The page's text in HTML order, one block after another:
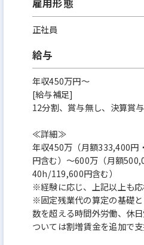
雇用形態
正社員
給与
年収450万円～
[給与補足]
12分割、賞与無し、決算賞
≪詳細≫
年収450万（月額333,400
円含む）～600万（月額
40h/119,600円含む）
※経験に応じ、上記以上も
※固定残業代の算定の基礎
数を超える時間外労働、休
ついては割増賃金を追加で